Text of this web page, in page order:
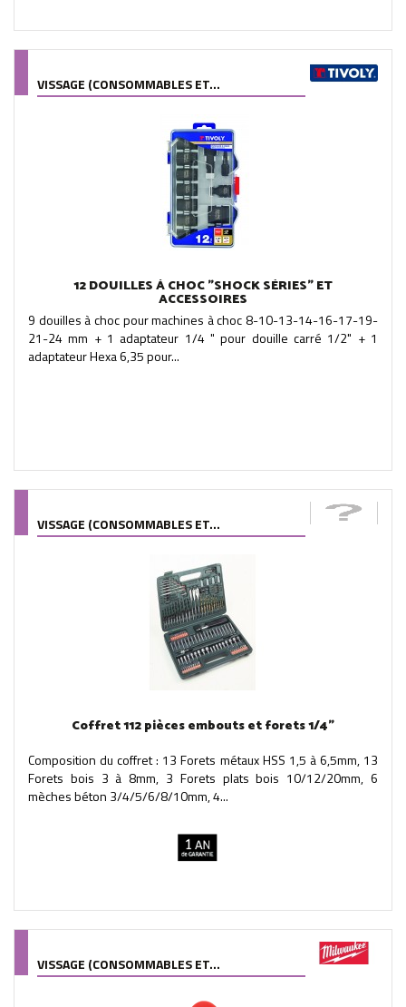
VISSAGE (CONSOMMABLES ET...
12 DOUILLES À CHOC "SHOCK SÉRIES" ET
ACCESSOIRES
9 douilles à choc pour machines à choc 8-10-13-14-16-17-19-
21-24 mm + 1 adaptateur 1/4 " pour douille carré 1/2" + 1
adaptateur Hexa 6,35 pour...
VISSAGE (CONSOMMABLES ET...
Coffret 112 pièces embouts et forets 1/4"
Composition du coffret : 13 Forets métaux HSS 1,5 à 6,5mm, 13
Forets bois 3 à 8mm, 3 Forets plats bois 10/12/20mm, 6
mèches béton 3/4/5/6/8/10mm, 4...
VISSAGE (CONSOMMABLES ET...